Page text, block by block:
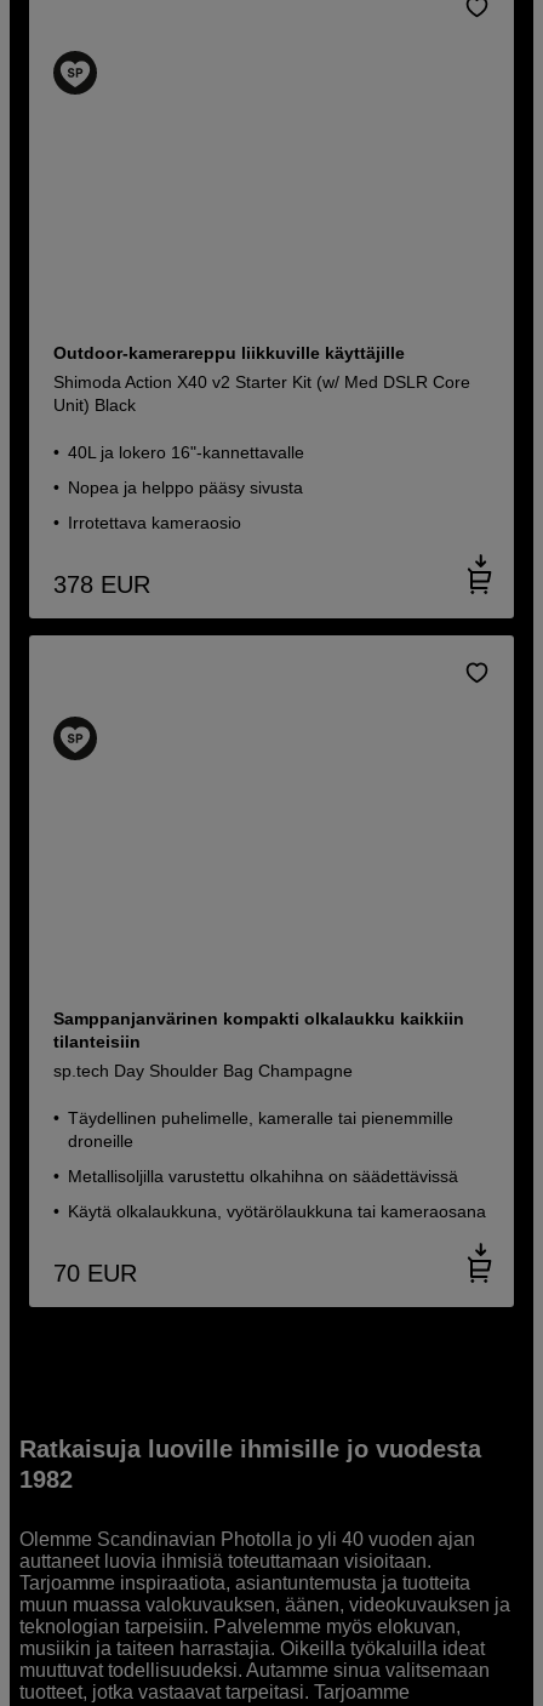
Outdoor-kamerareppu liikkuville käyttäjille
Shimoda Action X40 v2 Starter Kit (w/ Med DSLR Core
Unit) Black
40L ja lokero 16"-kannettavalle
Nopea ja helppo pääsy sivusta
Irrotettava kameraosio
378 EUR
Samppanjanvärinen kompakti olkalaukku kaikkiin
tilanteisiin
sp.tech Day Shoulder Bag Champagne
Täydellinen puhelimelle, kameralle tai pienemmille
droneille
Metallisoljilla varustettu olkahihna on säädettävissä
Käytä olkalaukkuna, vyötärölaukkuna tai kameraosana
70 EUR
Ratkaisuja luoville ihmisille jo vuodesta
1982
Olemme Scandinavian Photolla jo yli 40 vuoden ajan
auttaneet luovia ihmisiä toteuttamaan visioitaan.
Tarjoamme inspiraatiota, asiantuntemusta ja tuotteita
muun muassa valokuvauksen, äänen, videokuvauksen ja
teknologian tarpeisiin. Palvelemme myös elokuvan,
musiikin ja taiteen harrastajia. Oikeilla työkaluilla ideat
muuttuvat todellisuudeksi. Autamme sinua valitsemaan
tuotteet, jotka vastaavat tarpeitasi. Tarjoamme